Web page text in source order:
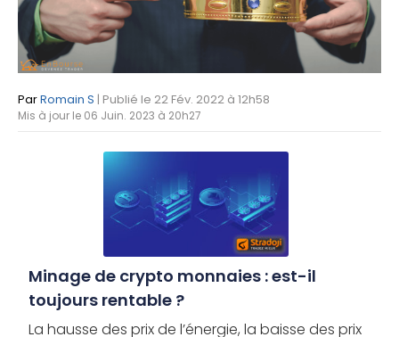
ParRomain S | Publié le 22 Fév. 2022 à 12h58
Mis à jour le 06 Juin. 2023 à 20h27
Minage de crypto monnaies : est-il
toujours rentable ?
La hausse des prix de l’énergie, la baisse des prix